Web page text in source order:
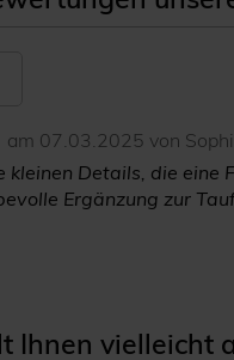
am 07.03.2025 von
kleinen Details, die eine
Ergänzung zur
Ihnen vielleicht